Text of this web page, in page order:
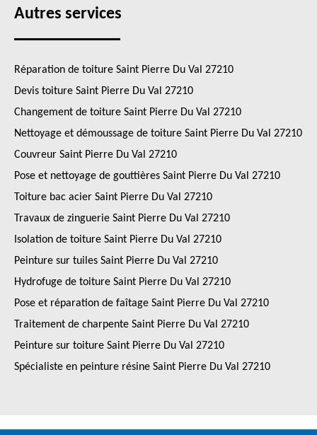
Autres services
Réparation de toiture Saint Pierre Du Val 27210
Devis toiture Saint Pierre Du Val 27210
Changement de toiture Saint Pierre Du Val 27210
Nettoyage et démoussage de toiture Saint Pierre Du Val 27210
Couvreur Saint Pierre Du Val 27210
Pose et nettoyage de gouttières Saint Pierre Du Val 27210
Toiture bac acier Saint Pierre Du Val 27210
Travaux de zinguerie Saint Pierre Du Val 27210
Isolation de toiture Saint Pierre Du Val 27210
Peinture sur tuiles Saint Pierre Du Val 27210
Hydrofuge de toiture Saint Pierre Du Val 27210
Pose et réparation de faîtage Saint Pierre Du Val 27210
Traitement de charpente Saint Pierre Du Val 27210
Peinture sur toiture Saint Pierre Du Val 27210
Spécialiste en peinture résine Saint Pierre Du Val 27210